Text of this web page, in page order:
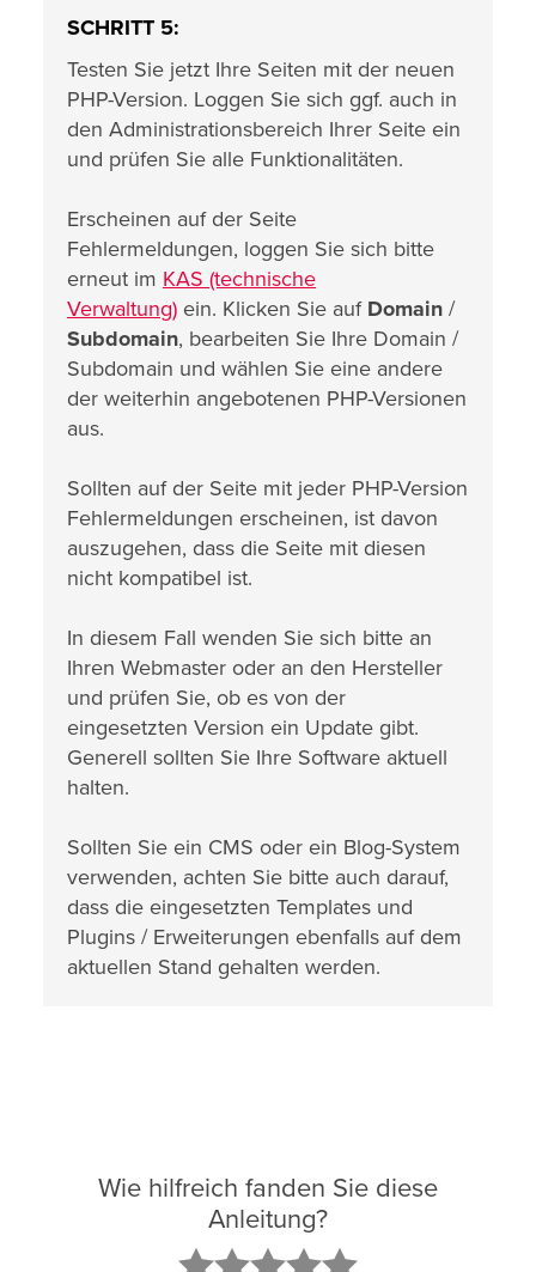
SCHRITT 5:
Testen Sie jetzt Ihre Seiten mit der neuen
PHP-Version. Loggen Sie sich ggf. auch in
den Administrationsbereich Ihrer Seite ein
und prüfen Sie alle Funktionalitäten.
Erscheinen auf der Seite
Fehlermeldungen, loggen Sie sich bitte
erneut im KAS (technische
Verwaltung) ein. Klicken Sie auf Domain /
Subdomain, bearbeiten Sie Ihre Domain /
Subdomain und wählen Sie eine andere
der weiterhin angebotenen PHP-Versionen
aus.
Sollten auf der Seite mit jeder PHP-Version
Fehlermeldungen erscheinen, ist davon
auszugehen, dass die Seite mit diesen
nicht kompatibel ist.
In diesem Fall wenden Sie sich bitte an
Ihren Webmaster oder an den Hersteller
und prüfen Sie, ob es von der
eingesetzten Version ein Update gibt.
Generell sollten Sie Ihre Software aktuell
halten.
Sollten Sie ein CMS oder ein Blog-System
verwenden, achten Sie bitte auch darauf,
dass die eingesetzten Templates und
Plugins / Erweiterungen ebenfalls auf dem
aktuellen Stand gehalten werden.
Wie hilfreich fanden Sie diese
Anleitung?